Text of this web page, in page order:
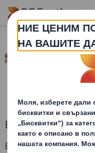
Skip to main content
Експорт
Благодарение на